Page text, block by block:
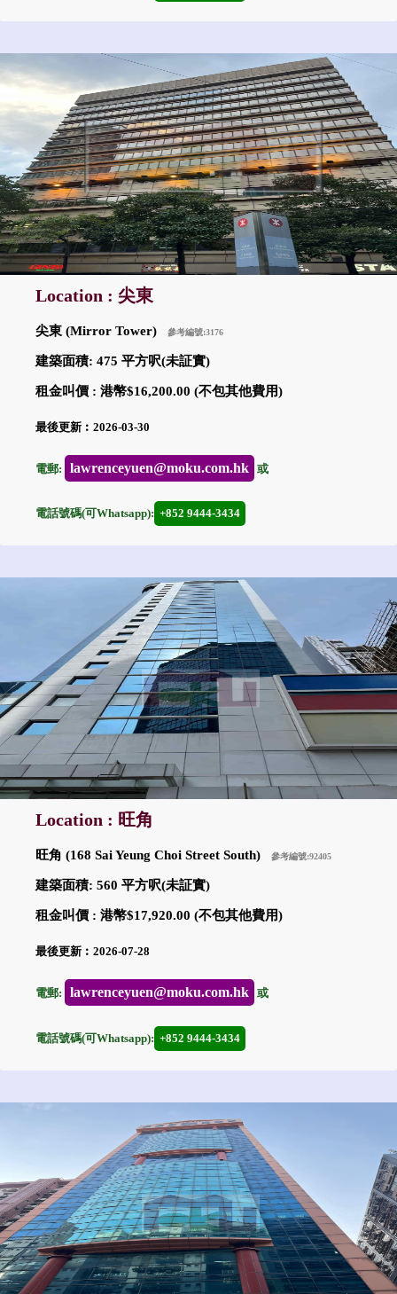
Location : 尖東
尖東 (Mirror Tower) 參考編號:3176
建築面積: 475 平方呎(未証實)
租金叫價 : 港幣$16,200.00 (不包其他費用)
最後更新︰2026-03-30
電郵: lawrenceyuen@moku.com.hk 或
電話號碼(可Whatsapp): +852 9444-3434
Location : 旺角
旺角 (168 Sai Yeung Choi Street South) 參考編號:92405
建築面積: 560 平方呎(未証實)
租金叫價 : 港幣$17,920.00 (不包其他費用)
最後更新︰2026-07-28
電郵: lawrenceyuen@moku.com.hk 或
電話號碼(可Whatsapp): +852 9444-3434